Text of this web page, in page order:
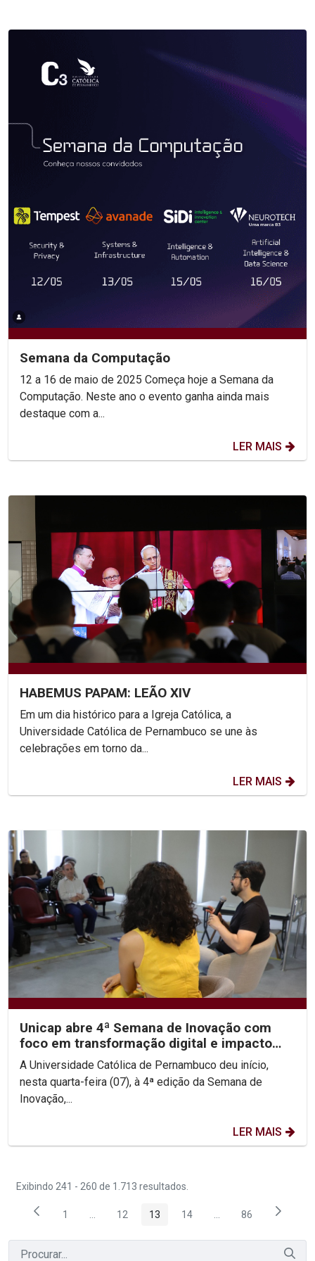
Semana da Computação
12 a 16 de maio de 2025 Começa hoje a Semana da
Computação. Neste ano o evento ganha ainda mais
destaque com a...
LER MAIS
HABEMUS PAPAM: LEÃO XIV
Em um dia histórico para a Igreja Católica, a
Universidade Católica de Pernambuco se une às
celebrações em torno da...
LER MAIS
Unicap abre 4ª Semana de Inovação com
foco em transformação digital e impacto
social
A Universidade Católica de Pernambuco deu início,
nesta quarta-feira (07), à 4ª edição da Semana de
Inovação,...
LER MAIS
Exibindo 241 - 260 de 1.713 resultados.
Página
1 Páginas intermediárias Usar ABA para navegar.
Página
12 Página
13 Página
14 PáginasPágina
86